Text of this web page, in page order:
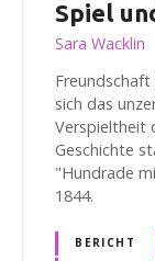
Spiel
Sara Wacklin
sich das
Verspieltheit
Geschichte
"Hundrade
1844.
BERICHT